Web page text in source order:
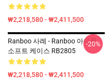
₩2,218,580 - ₩2,411,500
Ranboo 사례 - Ranboo 아이폰
소프트 케이스 RB2805
₩2,218,580 - ₩2,411,500
-20%